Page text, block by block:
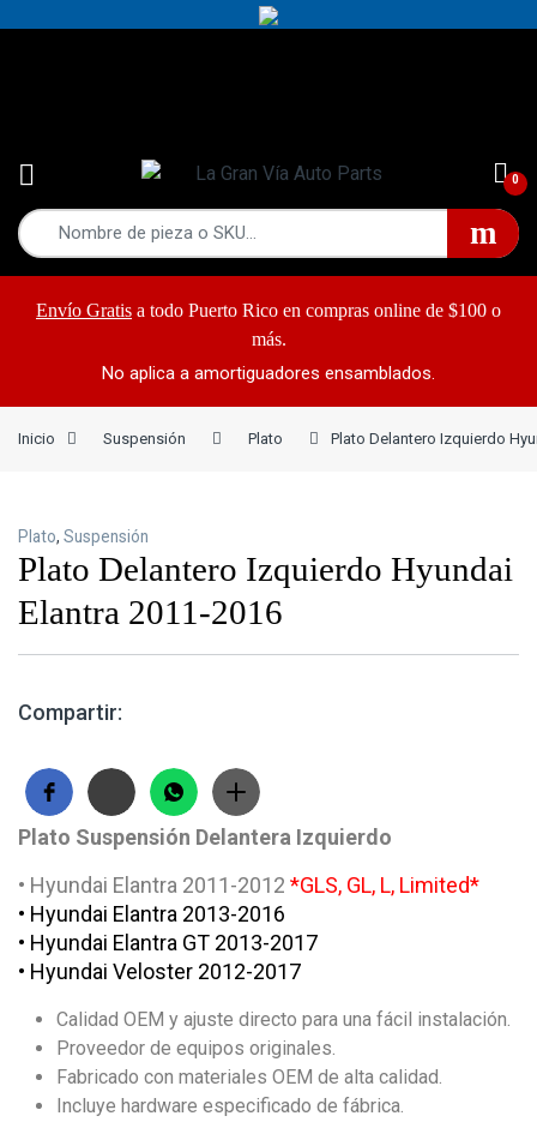
0
Envío Gratis a todo Puerto Rico en compras online de $100 o
más.
No aplica a amortiguadores ensamblados.
Inicio Suspensión Plato Plato Delantero Izquierdo
Plato, Suspensión
Plato Delantero Izquierdo Hyundai
Elantra 2011-2016
Compartir:
Plato Suspensión Delantera Izquierdo
• Hyundai Elantra 2011-2012 *GLS, GL, L, Limited*
• Hyundai Elantra 2013-2016
• Hyundai Elantra GT 2013-2017
• Hyundai Veloster 2012-2017
Calidad OEM y ajuste directo para una fácil instalación.
Proveedor de equipos originales.
Fabricado con materiales OEM de alta calidad.
Incluye hardware especificado de fábrica.